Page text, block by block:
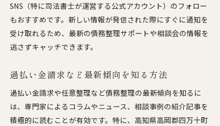
SNS（特に司法書士が運営する公式アカウント）のフォロー
もおすすめです。新しい情報が発信された際にすぐに通知を
受け取れるため、最新の債務整理サポートや相談会の情報を
逃さずキャッチできます。
過払い金請求など最新傾向を知る方法
過払い金請求や任意整理など債務整理の最新傾向を知るに
は、専門家によるコラムやニュース、相談事例の紹介記事を
積極的に読むことが有効です。特に、高知県高岡郡四万十町